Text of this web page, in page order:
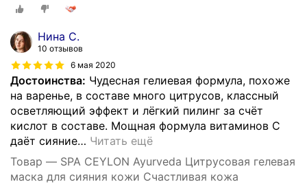
Нина С.
10 отзывов
6 мая 2020
Достоинства: Чудесная гелиевая формула, похоже
на варенье, в составе много цитрусов, классный
осветляющий эффект и лёгкий пилинг за счёт
кислот в составе. Мощная формула витаминов С
даёт сияние… Читать ещё
Товар — SPA CEYLON Ayurveda Цитрусовая гелевая
маска для сияния кожи Счастливая кожа